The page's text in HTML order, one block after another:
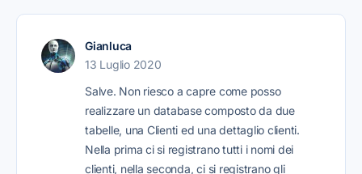
Gianluca
13 Luglio 2020
Salve. Non riesco a capre come posso
realizzare un database composto da due
tabelle, una Clienti ed una dettaglio clienti.
Nella prima ci si registrano tutti i nomi dei
clienti, nella seconda, ci si registrano gli